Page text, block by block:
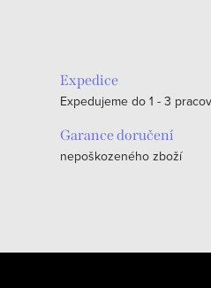
k
Expedice
Expedujeme do 1 - 3
Garance doručení
nepoškozeného zboží